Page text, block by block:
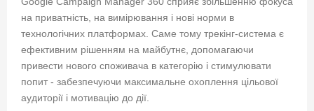
на приватність, на вимірювання і нові норми в
технологічних платформах. Саме тому трекінг-система є
ефективним рішенням на майбутнє, допомагаючи
привести нового споживача в категорію і стимулювати
попит - забезпечуючи максимальне охоплення цільової
аудиторії і мотивацію до дії.